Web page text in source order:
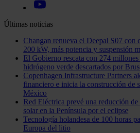
Últimas noticias
Changan renueva el Deepal S07 con
200 kW, más potencia y suspensión
El Gobierno rescata con 274
hidrógeno verde descartados por
Copenhagen Infrastructure Partners
financiero e inicia la construcción de
México
Red Eléctrica prevé una reducción
solar en la Península por el eclipse
Tecnología holandesa de 100 horas
Europa del litio